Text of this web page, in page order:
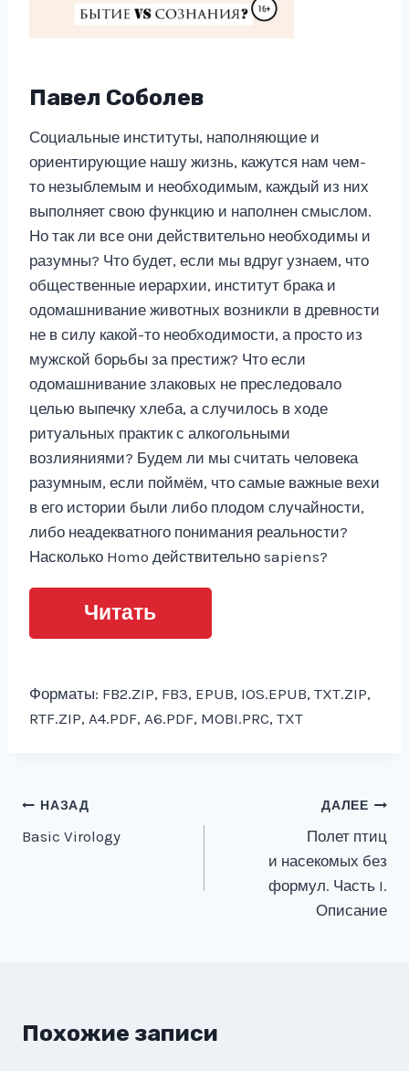
Павел Соболев
Социальные институты, наполняющие и
ориентирующие нашу жизнь, кажутся нам чем-
то незыблемым и необходимым, каждый из них
выполняет свою функцию и наполнен смыслом.
Но так ли все они действительно необходимы и
разумны? Что будет, если мы вдруг узнаем, что
общественные иерархии, институт брака и
одомашнивание животных возникли в древности
не в силу какой-то необходимости, а просто из
мужской борьбы за престиж? Что если
одомашнивание злаковых не преследовало
целью выпечку хлеба, а случилось в ходе
ритуальных практик с алкогольными
возлияниями? Будем ли мы считать человека
разумным, если поймём, что самые важные вехи
в его истории были либо плодом случайности,
либо неадекватного понимания реальности?
Насколько Homo действительно sapiens?
Читать
Форматы: FB2.ZIP, FB3, EPUB, IOS.EPUB, TXT.ZIP,
RTF.ZIP, A4.PDF, A6.PDF, MOBI.PRC, TXT
Навигация
по
НАЗАД
Basic Virology
ДАЛЕЕ
Полет птиц
и насекомых без
формул. Часть I.
Описание
Похожие записи